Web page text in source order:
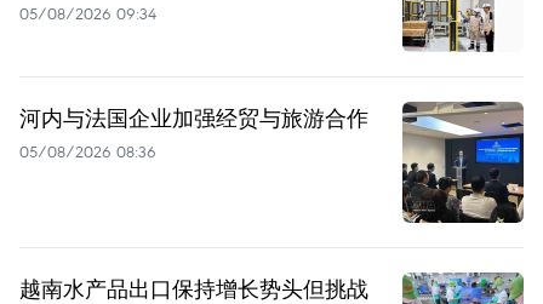
05/08/2026 09:34
河内与法国企业加强经贸与旅游合作
05/08/2026 08:36
越南水产品出口保持增长势头但挑战